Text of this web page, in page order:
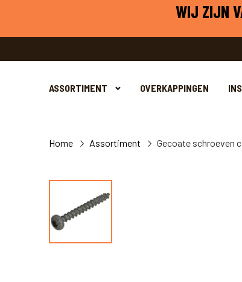
WIJ ZIJN
ASSORTIMENT OVERKAPPINGEN
Home Assortiment Gecoate schroeven